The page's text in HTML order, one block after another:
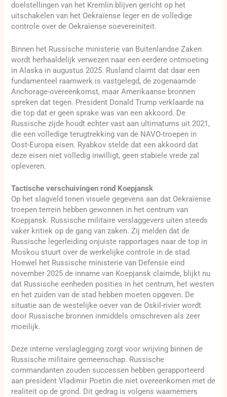
doelstellingen van het Kremlin blijven gericht op het
uitschakelen van het Oekraïense leger en de volledige
controle over de Oekraïense soevereiniteit.
Binnen het Russische ministerie van Buitenlandse Zaken
wordt herhaaldelijk verwezen naar een eerdere ontmoeting
in Alaska in augustus 2025. Rusland claimt dat daar een
fundamenteel raamwerk is vastgelegd, de zogenaamde
Anchorage-overeenkomst, maar Amerikaanse bronnen
spreken dat tegen. President Donald Trump verklaarde na
die top dat er geen sprake was van een akkoord. De
Russische zijde houdt echter vast aan ultimatums uit 2021,
die een volledige terugtrekking van de NAVO-troepen in
Oost-Europa eisen. Ryabkov stelde dat een akkoord dat
deze eisen niet volledig inwilligt, geen stabiele vrede zal
opleveren.
Tactische verschuivingen rond Koepjansk
Op het slagveld tonen visuele gegevens aan dat Oekraïense
troepen terrein hebben gewonnen in het centrum van
Koepjansk. Russische militaire verslaggevers uiten steeds
vaker kritiek op de gang van zaken. Zij melden dat de
Russische legerleiding onjuiste rapportages naar de top in
Moskou stuurt over de werkelijke controle in de stad.
Hoewel het Russische ministerie van Defensie eind
november 2025 de inname van Koepjansk claimde, blijkt nu
dat Russische eenheden posities in het centrum, het westen
en het zuiden van de stad hebben moeten opgeven. De
situatie aan de westelijke oever van de Oskil-rivier wordt
door Russische bronnen inmiddels omschreven als zeer
moeilijk.
Deze interne verslaglegging zorgt voor wrijving binnen de
Russische militaire gemeenschap. Russische
commandanten zouden successen hebben gerapporteerd
aan president Vladimir Poetin die niet overeenkomen met de
realiteit op de grond. Dit gedrag is volgens waarnemers